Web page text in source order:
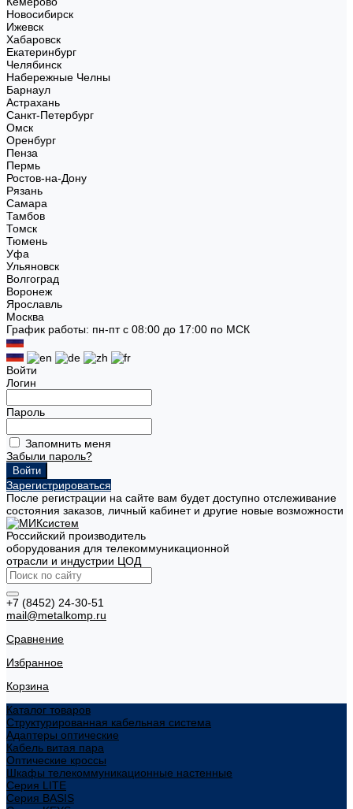
Новосибирск
Ижевск
Хабаровск
Екатеринбург
Челябинск
Набережные Челны
Барнаул
Астрахань
Санкт-Петербург
Омск
Оренбург
Пенза
Пермь
Ростов-на-Дону
Рязань
Самара
Тамбов
Томск
Тюмень
Уфа
Ульяновск
Волгоград
Воронеж
Ярославль
Москва
График работы: пн-пт с 08:00 до 17:00 по МСК
Войти
Логин
Пароль
Запомнить меня
Забыли пароль?
Зарегистрироваться
После регистрации на сайте вам будет доступно отслеживание
состояния заказов, личный кабинет и другие новые возможности
Российский производитель
оборудования для телекоммуникационной
отрасли и индустрии ЦОД
+7 (8452) 24-30-51
mail@metalkomp.ru
Сравнение
Избранное
Корзина
Каталог товаров
Структурированная кабельная система
Адаптеры оптические
Кабель витая пара
Оптические кроссы
Шкафы телекоммуникационные настенные
Cерия LITE
Cерия BASIS